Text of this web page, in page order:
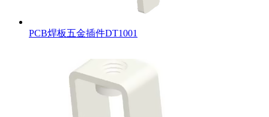
PCB焊板五金插件DT1001